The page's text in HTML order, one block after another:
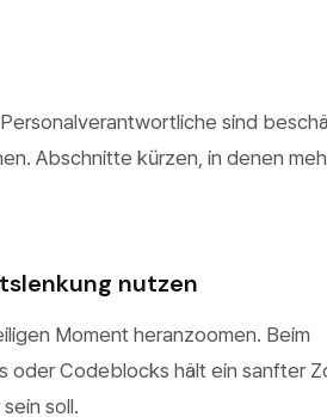
sind
Abschnitte kürzen, in denen
nutzen
Moment heranzoomen. Beim
oder Codeblocks hält ein sanfter
soll.